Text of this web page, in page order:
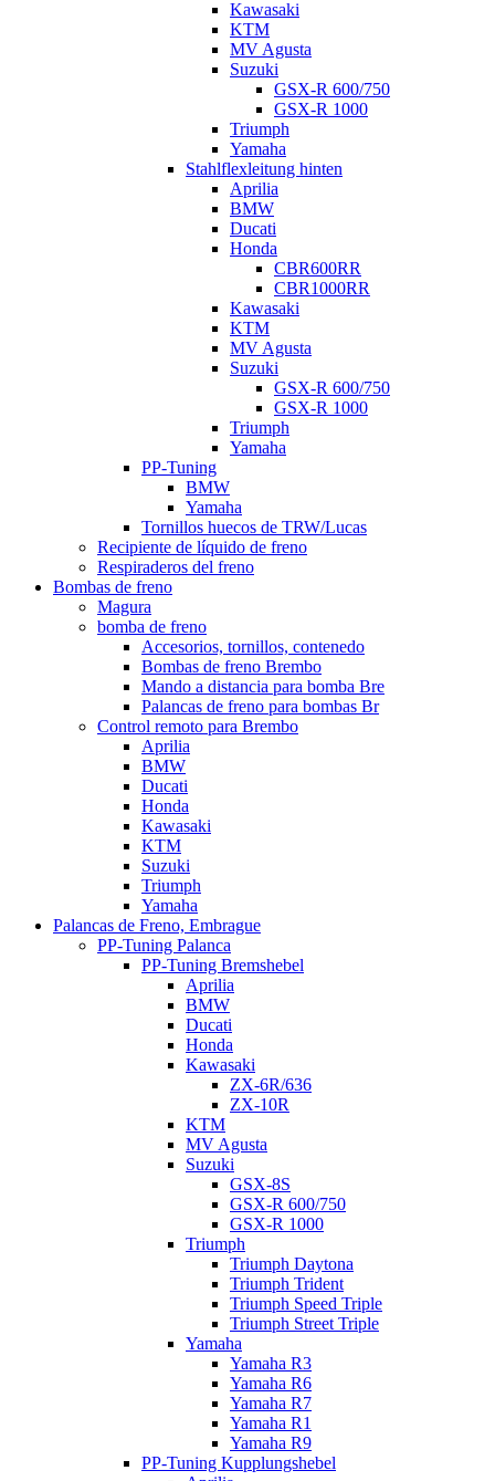
Kawasaki
KTM
MV Agusta
Suzuki
GSX-R 600/750
GSX-R 1000
Triumph
Yamaha
Stahlflexleitung hinten
Aprilia
BMW
Ducati
Honda
CBR600RR
CBR1000RR
Kawasaki
KTM
MV Agusta
Suzuki
GSX-R 600/750
GSX-R 1000
Triumph
Yamaha
PP-Tuning
BMW
Yamaha
Tornillos huecos de TRW/Lucas
Recipiente de líquido de freno
Respiraderos del freno
Bombas de freno
Magura
bomba de freno
Accesorios, tornillos, contenedo
Bombas de freno Brembo
Mando a distancia para bomba Bre
Palancas de freno para bombas Br
Control remoto para Brembo
Aprilia
BMW
Ducati
Honda
Kawasaki
KTM
Suzuki
Triumph
Yamaha
Palancas de Freno, Embrague
PP-Tuning Palanca
PP-Tuning Bremshebel
Aprilia
BMW
Ducati
Honda
Kawasaki
ZX-6R/636
ZX-10R
KTM
MV Agusta
Suzuki
GSX-8S
GSX-R 600/750
GSX-R 1000
Triumph
Triumph Daytona
Triumph Trident
Triumph Speed Triple
Triumph Street Triple
Yamaha
Yamaha R3
Yamaha R6
Yamaha R7
Yamaha R1
Yamaha R9
PP-Tuning Kupplungshebel